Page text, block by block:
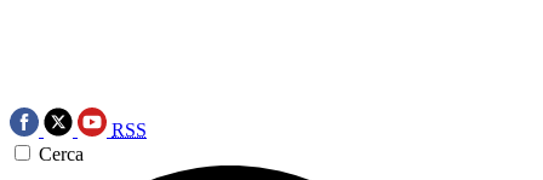
RSS
Cerca